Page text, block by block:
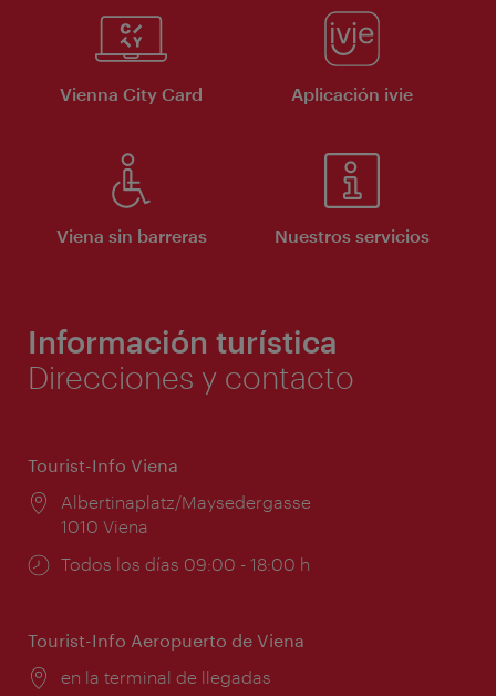
Vienna City Card Aplicación ivie
Viena sin barreras Nuestros servicios
Información turística
Direcciones y contacto
Tourist-Info Viena
Lugar:
Albertinaplatz/Maysedergasse
1010 Viena
Horarios
Todos los días 09:00 - 18:00 h
Tourist-Info Aeropuerto de Viena
Lugar:
en la terminal de llegadas